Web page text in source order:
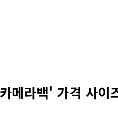
메라백' 가격 사이